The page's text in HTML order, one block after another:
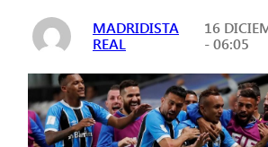
MADRIDISTA
REAL
16
- 06:05